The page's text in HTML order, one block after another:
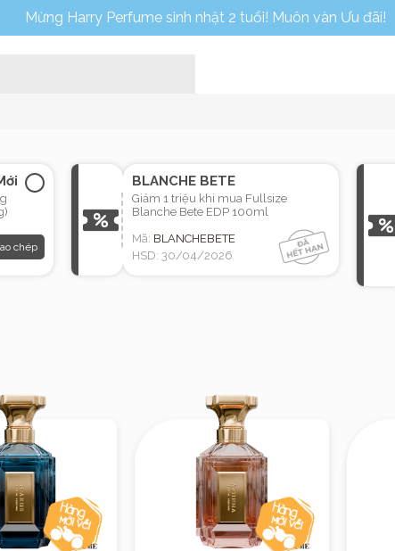
Mừng Harry Perfume sinh nhật 2 tuổi! Muôn vàn Ưu đãi!
chép
BLANCHE BETE
Giảm 1 triệu khi mua Fullsize
Blanche Bete EDP 100ml
Mã: BLANCHEBETE
HSD: 30/04/2026